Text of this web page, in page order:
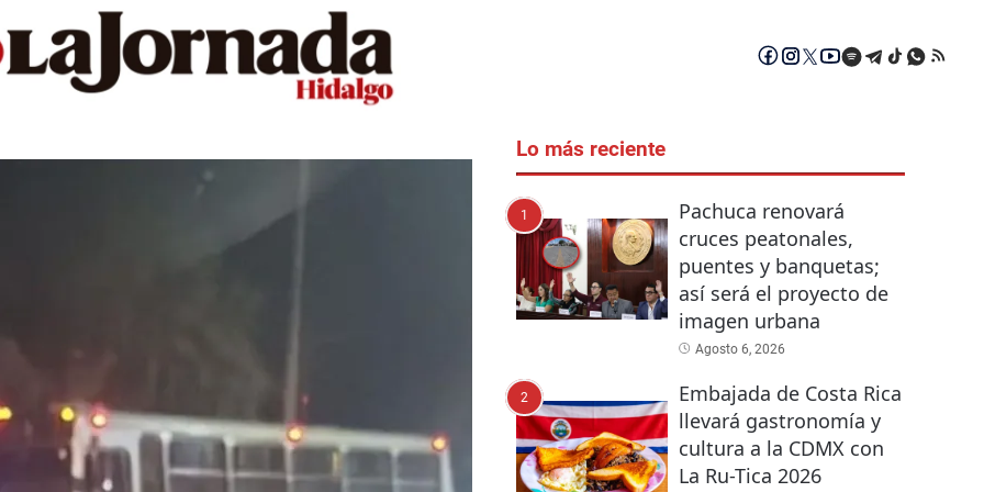
Lo más reciente
1
Pachuca renovará
cruces peatonales,
puentes y banquetas;
así será el proyecto de
imagen urbana
Agosto 6, 2026
2
Embajada de Costa Rica
llevará gastronomía y
cultura a la CDMX con
La Ru-Tica 2026